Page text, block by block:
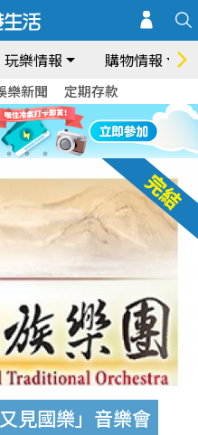
玩樂情報 購物情報
樂新聞 定期存款
見國樂」音樂會